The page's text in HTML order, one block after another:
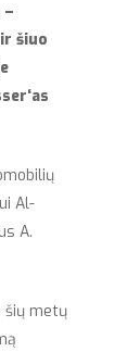
–
šiuo
Al-
A.
šių metų